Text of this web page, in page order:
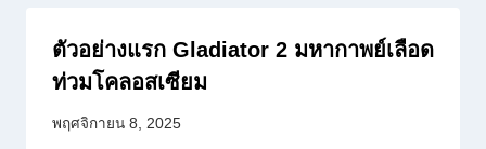
ตัวอย่างแรก Gladiator 2 มหากาพย์เลือด
ท่วมโคลอสเซียม
พฤศจิกายน 8, 2025